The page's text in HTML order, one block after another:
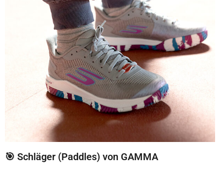
🎯 Schläger (Paddles) von GAMMA